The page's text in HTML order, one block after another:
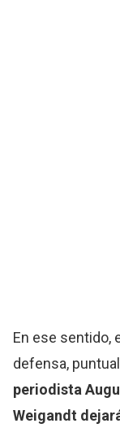
En ese sentido,
defensa,
periodista
Weigandt